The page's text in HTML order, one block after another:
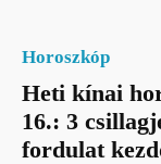
Horoszkóp
Heti kínai
16.: 3
fordulat